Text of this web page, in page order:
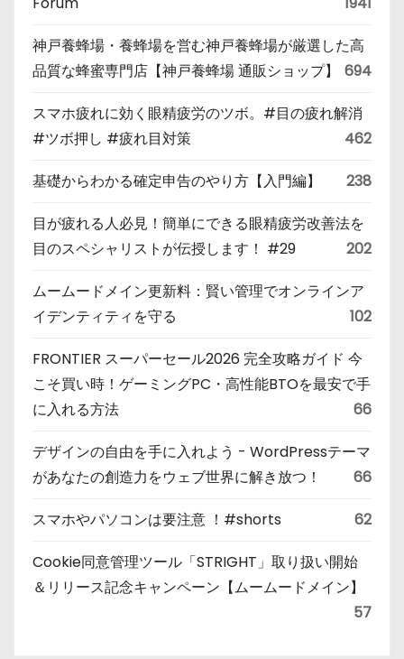
神戸養蜂場・養蜂場を営む神戸養蜂場が厳選した高
品質な蜂蜜専門店【神戸養蜂場 通販ショップ】
694
スマホ疲れに効く眼精疲労のツボ。#目の疲れ解消
#ツボ押し #疲れ目対策
462
基礎からわかる確定申告のやり方【入門編】 238
目が疲れる人必見！簡単にできる眼精疲労改善法を
目のスペシャリストが伝授します！ #29
202
ムームードメイン更新料：賢い管理でオンラインア
イデンティティを守る
102
FRONTIER スーパーセール2026 完全攻略ガイド 今
こそ買い時！ゲーミングPC・高性能BTOを最安で手
に入れる方法
66
デザインの自由を手に入れよう - WordPressテーマ
があなたの創造力をウェブ世界に解き放つ！
66
スマホやパソコンは要注意 ！#shorts 62
Cookie同意管理ツール「STRIGHT」取り扱い開始
＆リリース記念キャンペーン【ムームードメイン】
57